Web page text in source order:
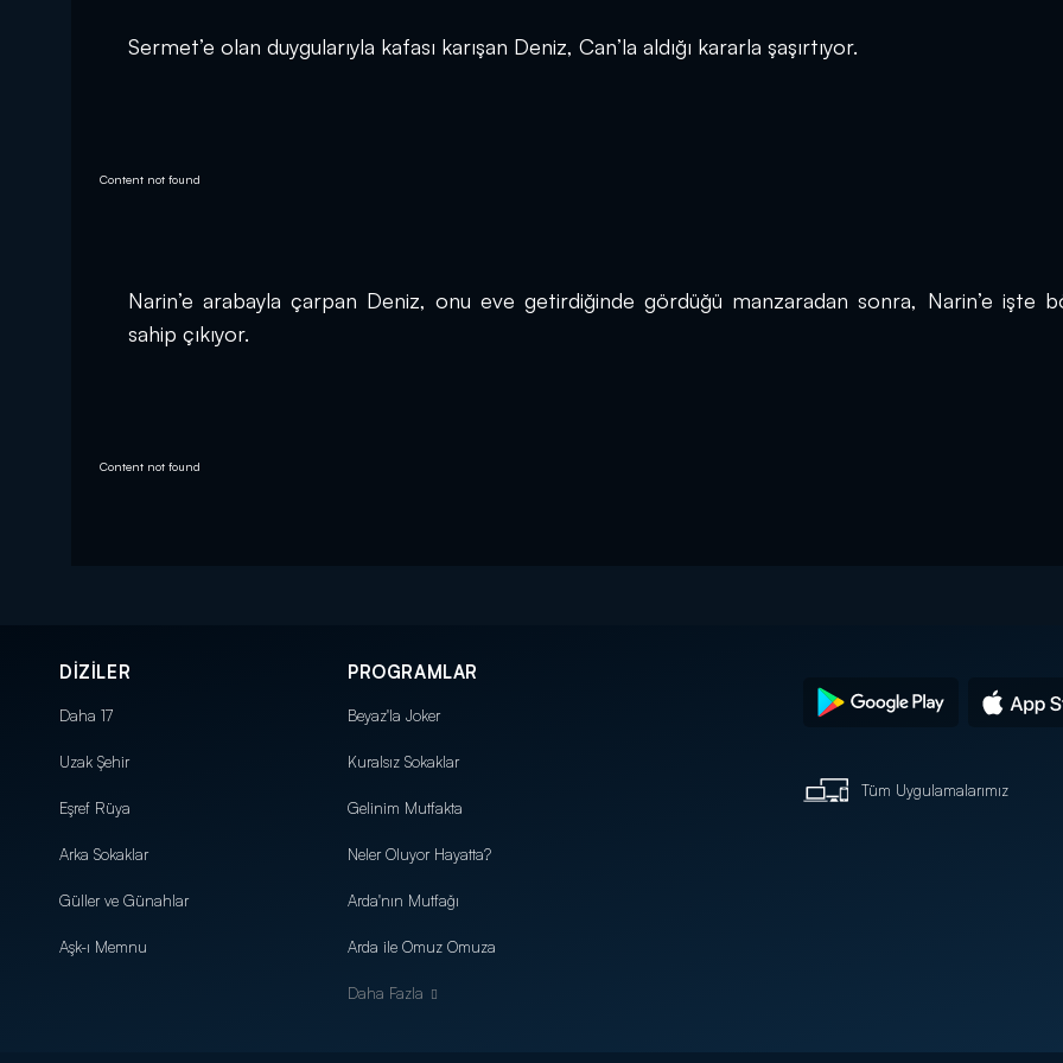
Sermet’e olan duygularıyla kafası karışan Deniz, Can’la aldığı kararla şaşırtıyor.
Content not found
Narin’e arabayla çarpan Deniz, onu eve getirdiğinde gördüğü manzaradan sonra, Narin’e işte
sahip çıkıyor.
Content not found
DİZİLER
Daha 17
Uzak Şehir
Eşref Rüya
Arka Sokaklar
Güller ve Günahlar
Aşk-ı Memnu
PROGRAMLAR
Beyaz'la Joker
Kuralsız Sokaklar
Gelinim Mutfakta
Neler Oluyor Hayatta?
Arda'nın Mutfağı
Arda ile Omuz Omuza
Daha Fazla
Tüm Uygulamalarımız